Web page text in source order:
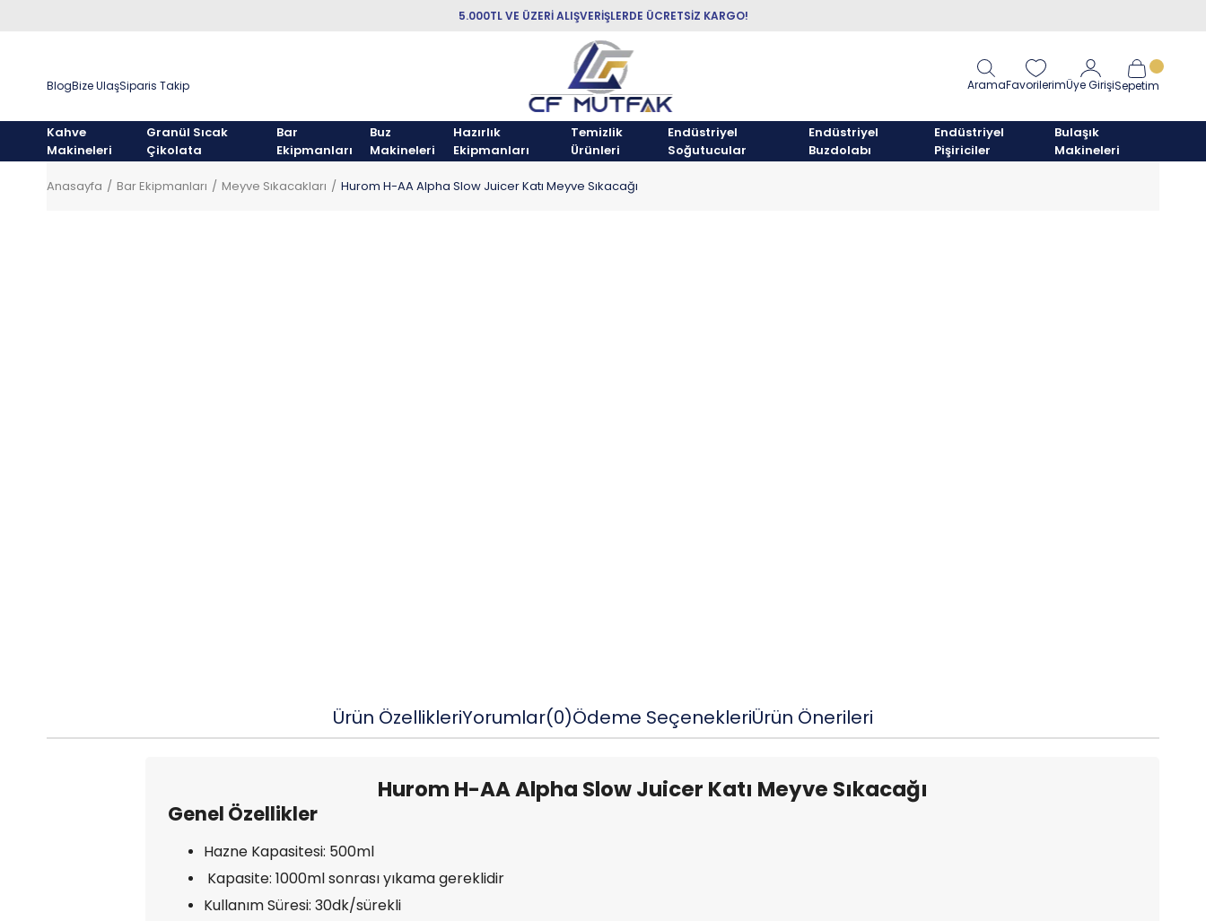
5.000TL VE ÜZERİ ALIŞVERİŞLERDE ÜCRETSİZ KARGO!
BlogBize UlaşSiparis Takip AramaFavorilerimÜye GirişiSepetim
Kahve
Makineleri
Granül Sıcak
Çikolata
Bar
Ekipmanları
Buz
Makineleri
Hazırlık
Ekipmanları
Temizlik
Ürünleri
Endüstriyel
Soğutucular
Endüstriyel
Buzdolabı
Endüstriyel
Pişiriciler
Bulaşık
Makineleri
Anasayfa Bar Ekipmanları Meyve Sıkacakları Hurom H-AA Alpha Slow Juicer Katı Meyve Sıkacağı
Ürün ÖzellikleriYorumlar(0)Ödeme SeçenekleriÜrün Önerileri
Hurom H-AA Alpha Slow Juicer Katı Meyve Sıkacağı
Genel Özellikler
Hazne Kapasitesi: 500ml
Kapasite: 1000ml sonrası yıkama gereklidir
Kullanım Süresi: 30dk/sürekli